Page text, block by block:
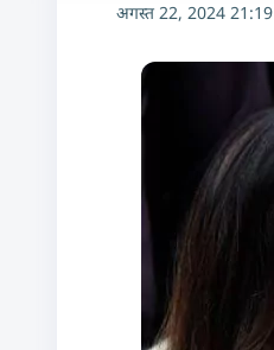
अगस्त 22, 2024 21:19